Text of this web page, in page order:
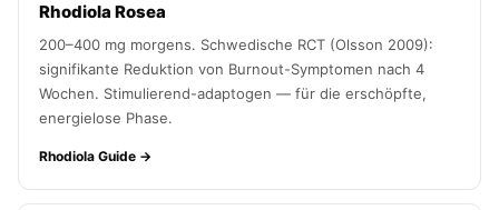
Rhodiola Rosea
200–400 mg morgens. Schwedische RCT (Olsson 2009):
signifikante Reduktion von Burnout-Symptomen nach 4
Wochen. Stimulierend-adaptogen — für die erschöpfte,
energielose Phase.
Rhodiola Guide →